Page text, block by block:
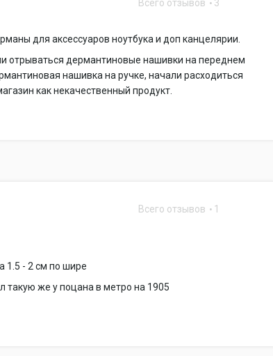
Всего отзывов 3
для аксессуаров ноутбука и доп канцелярии.
отрываться дермантиновые нашивки на переднем
нашивка на ручке, начали расходиться
как некачественный продукт.
Всего отзывов 1
1.5 - 2 см по шире
такую же у поцана в метро на 1905